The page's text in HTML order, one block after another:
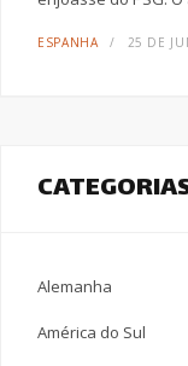
ESPANHA 25 DE
Alemanha
América do Sul